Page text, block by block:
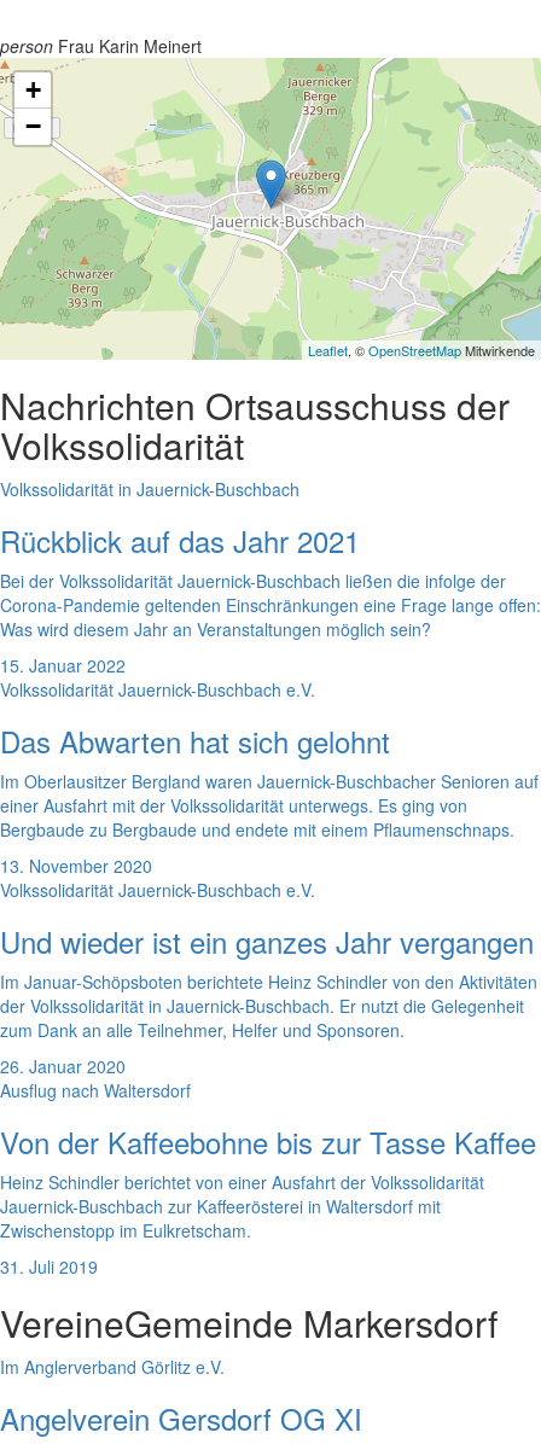
person Frau Karin Meinert
+
−
Leaflet, ©OpenStreetMapMitwirkende
Nachrichten Ortsausschuss der
Volkssolidarität
Volkssolidarität in Jauernick-Buschbach
Rückblick auf das Jahr 2021
Bei der Volkssolidarität Jauernick-Buschbach ließen die infolge der
Corona-Pandemie geltenden Einschränkungen eine Frage lange offen:
Was wird diesem Jahr an Veranstaltungen möglich sein?
15. Januar 2022
Volkssolidarität Jauernick-Buschbach e.V.
Das Abwarten hat sich gelohnt
Im Oberlausitzer Bergland waren Jauernick-Buschbacher Senioren auf
einer Ausfahrt mit der Volkssolidarität unterwegs. Es ging von
Bergbaude zu Bergbaude und endete mit einem Pflaumenschnaps.
13. November 2020
Volkssolidarität Jauernick-Buschbach e.V.
Und wieder ist ein ganzes Jahr vergangen
Im Januar-Schöpsboten berichtete Heinz Schindler von den Aktivitäten
der Volkssolidarität in Jauernick-Buschbach. Er nutzt die Gelegenheit
zum Dank an alle Teilnehmer, Helfer und Sponsoren.
26. Januar 2020
Ausflug nach Waltersdorf
Von der Kaffeebohne bis zur Tasse Kaffee
Heinz Schindler berichtet von einer Ausfahrt der Volkssolidarität
Jauernick-Buschbach zur Kaffeerösterei in Waltersdorf mit
Zwischenstopp im Eulkretscham.
31. Juli 2019
VereineGemeinde Markersdorf
Im Anglerverband Görlitz e.V.
Angelverein Gersdorf OG XI